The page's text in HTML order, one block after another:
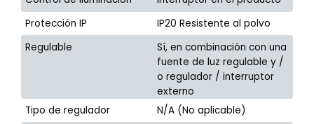
Protección IP
IP20 Resistente al polvo
Regulable
Sí, en combinación con una
fuente de luz regulable y /
o regulador / interruptor
externo
Tipo de regulador
N/A (No aplicable)